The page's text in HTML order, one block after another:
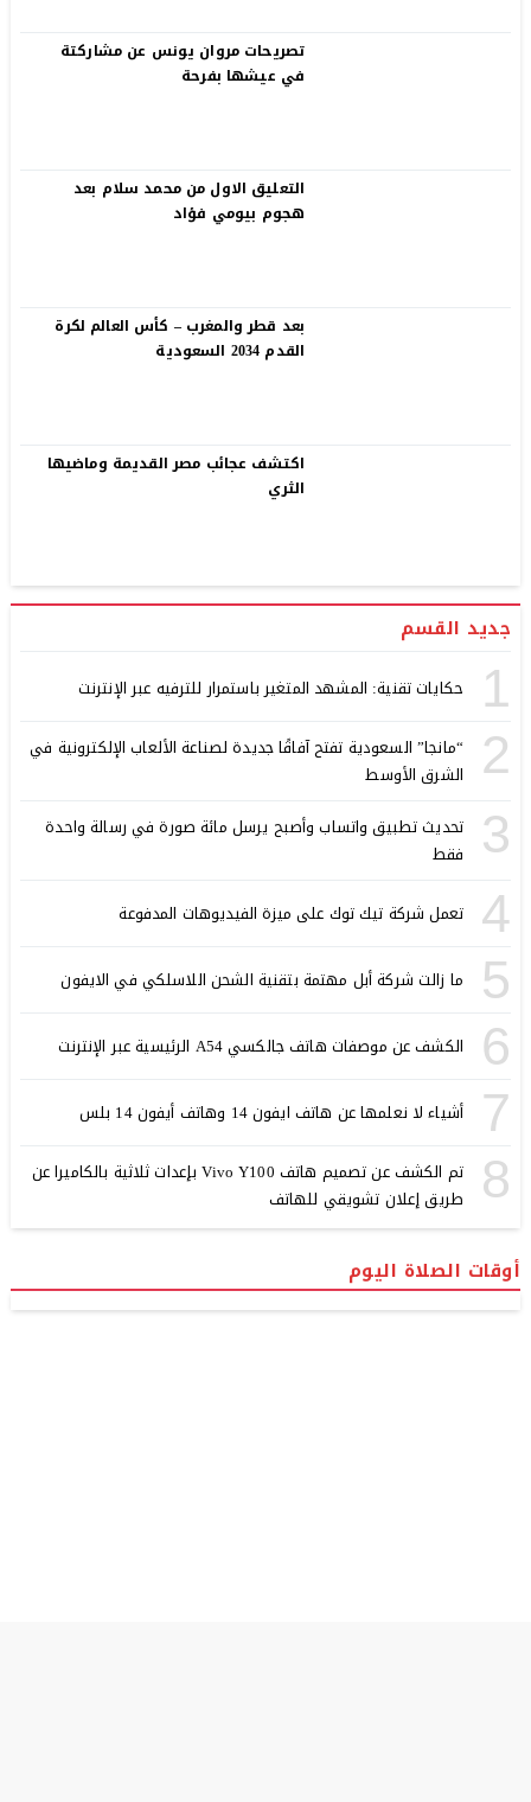
تصريحات مروان يونس عن مشاركتة
في عيشها بفرحة
التعليق الاول من محمد سلام بعد
هجوم بيومي فؤاد
بعد قطر والمغرب – كأس العالم لكرة
القدم 2034 السعودية
اكتشف عجائب مصر القديمة وماضيها
الثري
جديد القسم
1 حكايات تقنية: المشهد المتغير باستمرار للترفيه عبر الإنترنت
2
“مانجا” السعودية تفتح آفاقًا جديدة لصناعة الألعاب الإلكترونية في
الشرق الأوسط
3
تحديث تطبيق واتساب وأصبح يرسل مائة صورة في رسالة واحدة
فقط
4 تعمل شركة تيك توك على ميزة الفيديوهات المدفوعة
5 ما زالت شركة أبل مهتمة بتقنية الشحن اللاسلكي في الايفون
6 الكشف عن موصفات هاتف جالكسي A54 الرئيسية عبر الإنترنت
7 أشياء لا نعلمها عن هاتف ايفون 14 وهاتف أيفون 14 بلس
8
تم الكشف عن تصميم هاتف Vivo Y100 بإعدات ثلاثية بالكاميرا عن
طريق إعلان تشويقي للهاتف
أوقات الصلاة اليوم